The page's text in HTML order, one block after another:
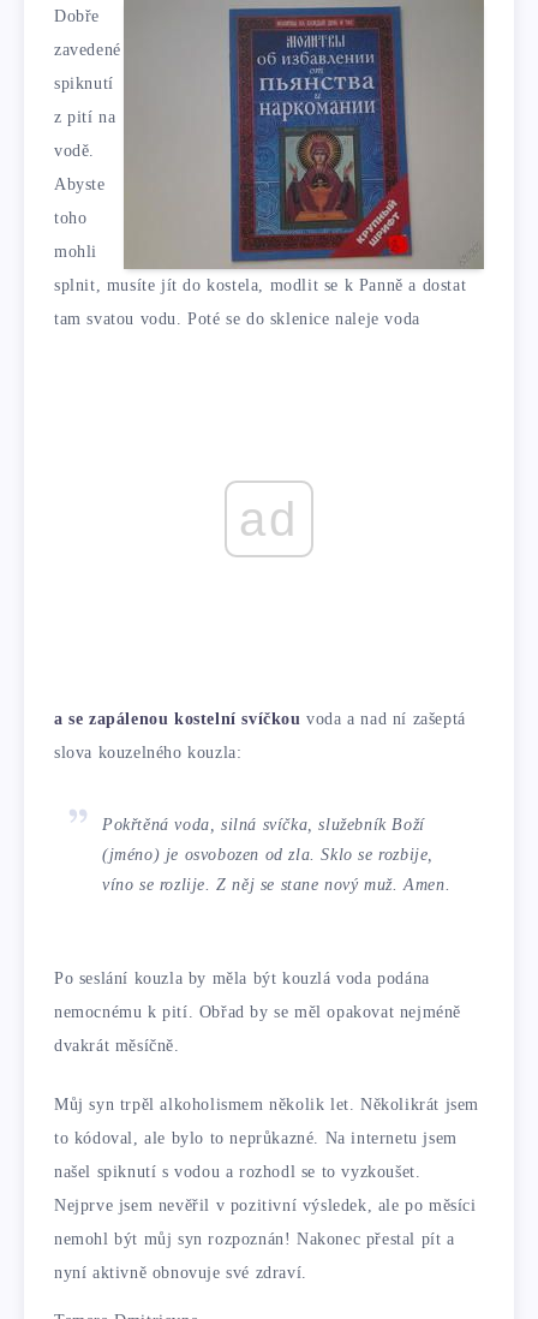
Dobře
zavedené
spiknutí
z pití na
vodě.
Abyste
toho
mohli
splnit, musíte jít do kostela, modlit se k Panně a dostat
tam svatou vodu. Poté se do sklenice naleje voda
ad
a se zapálenou kostelní svíčkou voda a nad ní zašeptá
slova kouzelného kouzla:
Pokřtěná voda, silná svíčka, služebník Boží
(jméno) je osvobozen od zla. Sklo se rozbije,
víno se rozlije. Z něj se stane nový muž. Amen.
Po seslání kouzla by měla být kouzlá voda podána
nemocnému k pití. Obřad by se měl opakovat nejméně
dvakrát měsíčně.
Můj syn trpěl alkoholismem několik let. Několikrát jsem
to kódoval, ale bylo to neprůkazné. Na internetu jsem
našel spiknutí s vodou a rozhodl se to vyzkoušet.
Nejprve jsem nevěřil v pozitivní výsledek, ale po měsíci
nemohl být můj syn rozpoznán! Nakonec přestal pít a
nyní aktivně obnovuje své zdraví.